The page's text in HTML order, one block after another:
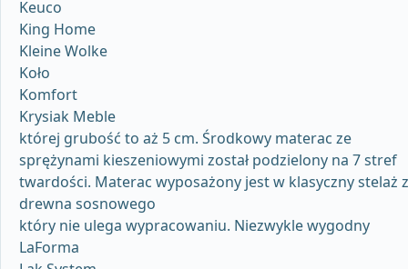
Keuco
King Home
Kleine Wolke
Koło
Komfort
Krysiak Meble
której grubość to aż 5 cm. Środkowy materac ze
sprężynami kieszeniowymi został podzielony na 7 stref
twardości. Materac wyposażony jest w klasyczny stelaż z
drewna sosnowego
który nie ulega wypracowaniu. Niezwykle wygodny
LaForma